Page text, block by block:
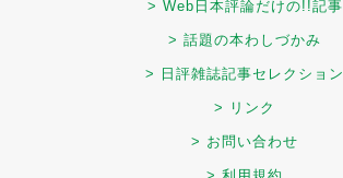
> Web日本評論だけの!!記事
> 話題の本わしづかみ
> 日評雑誌記事セレクション
> リンク
> お問い合わせ